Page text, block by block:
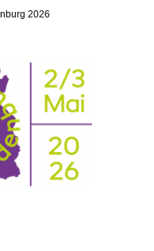
2026